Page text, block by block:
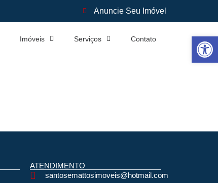
Anuncie Seu Imóvel
Imóveis Serviços Contato
ATENDIMENTO
santosemattosimoveis@hotmail.com
Abrir